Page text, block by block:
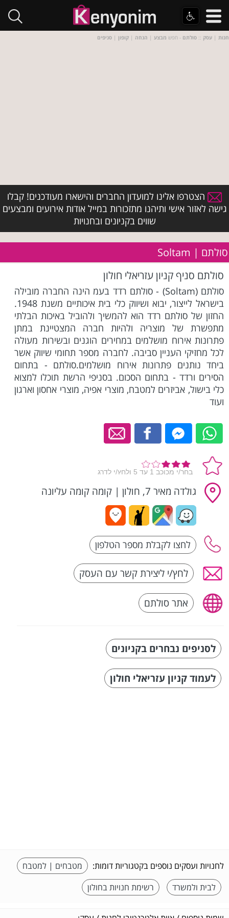
חנות | עסק :: סולתם - חפש מבצע | הנחה | קופון | סניפים
הצטרפו אלינו למועדון החברים והישארו מעודכנים! קבלו
גישה לאזור אישי ותיהנו מתזכורות במייל אודות אירועים ומבצעים
שווים בקניונים ובחנויות
סולתם | Soltam
סולתם סניף קניון עזריאלי חולון
סולתם (Soltam) - סולתם רדד בעמ הינה החברה מובילה
בישראל לייצור, יבוא ושיווק כלי בית איכותיים משנת 1948.
החזון של סולתם רדד הוא להמשיך ולהוביל באיכות הבלתי
מתפשרת של מוצריה ולהיות חברה המצטיינת במתן
פתרונות אירוח מושלמים במחירים הוגנים ובשירות מעולה
לכל מחזיקי העניין סביבה. לחברה מספר תחומי שיווק אשר
ביחד נותנים פתרונות אירוח מושלמים.סולתם - בתחום
הסירים ורדד - בתחום הסכום. בסניפי הרשת תוכלו למצוא
כלי בישול, אביזרים למטבח, מוצרי אפיה, מוצרי אחסון וארגון
ועוד
גולדה מאיר 7, חולון | קומה קומה עליונה
לחץ/י ליצירת קשר עם העסק
אתר סולתם
לסניפים נבחרים בקניונים
לעמוד קניון עזריאלי חולון
לחנויות ועסקים נוספים בקטגוריות דומות:
מטבחים | למטבח
לבית ולמשרד
רשימת חנויות בחולון